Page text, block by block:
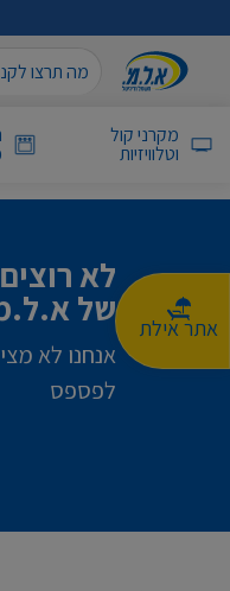
אתר אילת
מקרני קול
וטלוויזיות
לא
של
אנחנו לא
לפספס